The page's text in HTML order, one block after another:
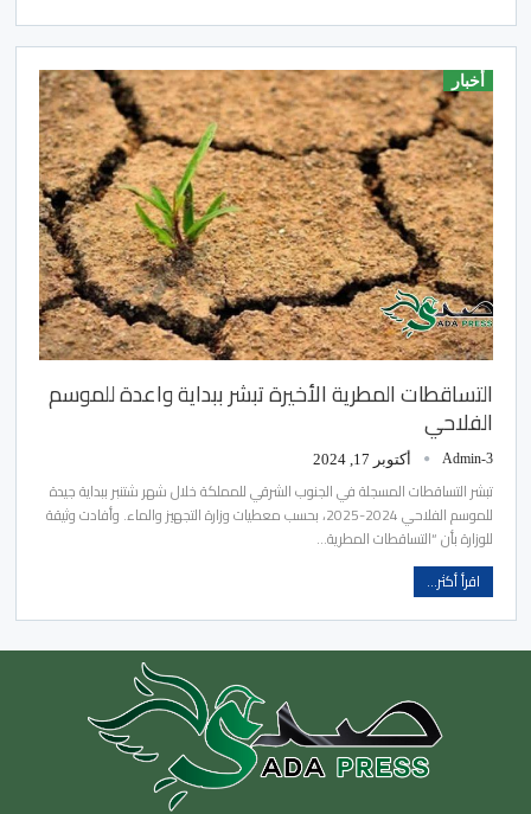
أخبار
التساقطات المطرية الأخيرة تبشر ببداية واعدة للموسم
الفلاحي
Admin-3 أكتوبر 17, 2024
تبشر التساقطات المسجلة في الجنوب الشرقي للمملكة خلال شهر شتنبر ببداية جيدة
للموسم الفلاحي 2024-2025، بحسب معطيات وزارة التجهيز والماء. وأفادت وثيقة
للوزارة بأن “التساقطات المطرية…
اقرأ أكثر...